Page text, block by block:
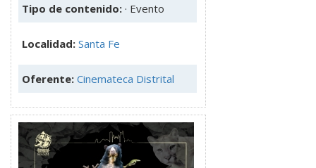
Tipo de contenido: · Evento
Localidad: Santa Fe
Oferente: Cinemateca Distrital